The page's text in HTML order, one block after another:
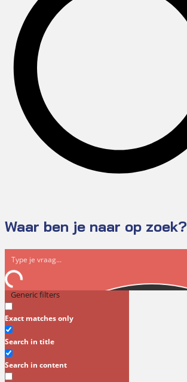
Waar ben je naar op zoek?
Generic filters
Exact matches only
Search in title
Search in content